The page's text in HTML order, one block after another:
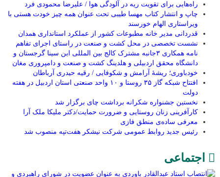
راه‌هایی برای تقویت ریه در آلودگی هوا / علیرضا محمودی فرد
چاپ و انتشار کتاب مهسا طیبی تحت عنوان همه چیز خودت هستی با
ویراستاری الهام خورسند
قدردانی مدیر خانه مطبوعات کشور از عملکرد استانداری همدان
نشست تخصصی در محل کشت و صنعت در راستای اجرای تفاهم
نامه همکاری ۳جانبه مشترک کالج بین المللی ابن سینا گرجستان و
دانشگاه محقق اردبیلی و هلدینگ کشت و صنعت و دامپروری مغان
خودباوری؛ ریشهٔ آرامش و شکوفایی / رقیه حیدری آرباطان
افتتاح شبکه گاز ۳۵ روستا و ۱۰ واحد صنعتی استان اردبیل در هفته
دولت
نخستین جشنواره شکرانه برداشت چای برگزار شد
کارآفرینی زنان روستایی و ضرورت حمایت/دکتر ملیکا ملک آرا
معرفی ساده‌ی منطق فازی
رئیس جدید روابط عمومی شرکت نیشکر هفت‌تپه منصوب شد
اجتماعی